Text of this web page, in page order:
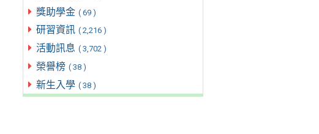
獎助學金 ( 69 )
研習資訊 ( 2,216 )
活動訊息 ( 3,702 )
榮譽榜 ( 38 )
新生入學 ( 38 )